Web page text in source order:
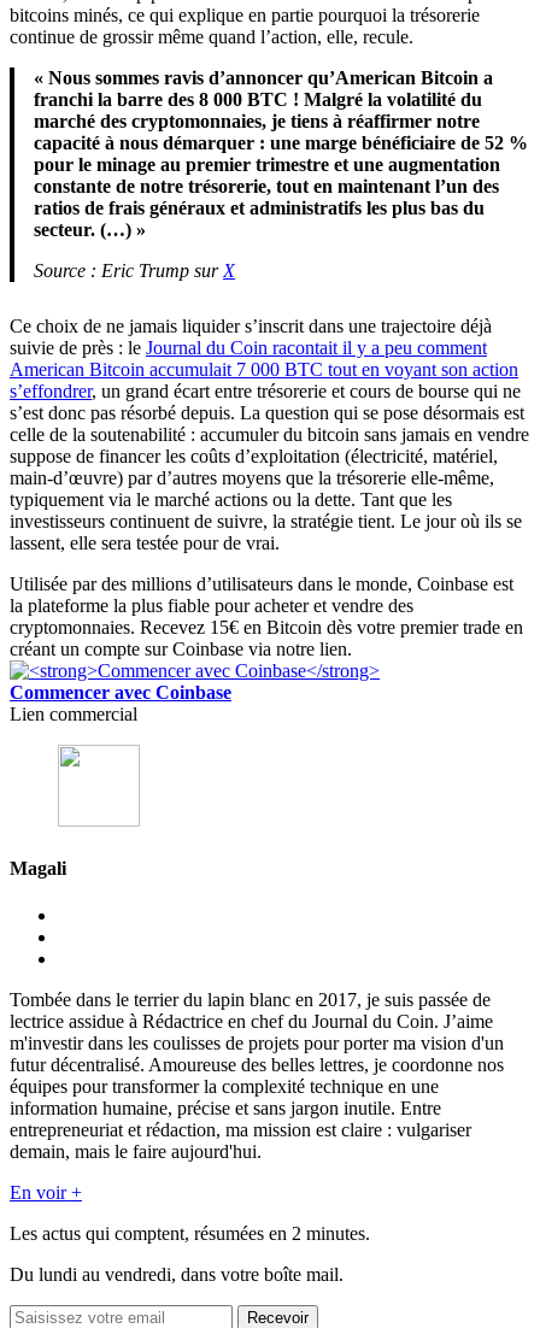
bitcoins minés, ce qui explique en partie pourquoi la trésorerie
continue de grossir même quand l’action, elle, recule.
« Nous sommes ravis d’annoncer qu’American Bitcoin a
franchi la barre des 8 000 BTC ! Malgré la volatilité du
marché des cryptomonnaies, je tiens à réaffirmer notre
capacité à nous démarquer : une marge bénéficiaire de 52 %
pour le minage au premier trimestre et une augmentation
constante de notre trésorerie, tout en maintenant l’un des
ratios de frais généraux et administratifs les plus bas du
secteur. (…) »
Source : Eric Trump surX
Ce choix de ne jamais liquider s’inscrit dans une trajectoire déjà
suivie de près : le Journal du Coin racontait il y a peu comment
American Bitcoin accumulait 7 000 BTC tout en voyant son action
s’effondrer, un grand écart entre trésorerie et cours de bourse qui ne
s’est donc pas résorbé depuis. La question qui se pose désormais est
celle de la soutenabilité : accumuler du bitcoin sans jamais en vendre
suppose de financer les coûts d’exploitation (électricité, matériel,
main-d’œuvre) par d’autres moyens que la trésorerie elle-même,
typiquement via le marché actions ou la dette. Tant que les
investisseurs continuent de suivre, la stratégie tient. Le jour où ils se
lassent, elle sera testée pour de vrai.
Utilisée par des millions d’utilisateurs dans le monde, Coinbase est
la plateforme la plus fiable pour acheter et vendre des
cryptomonnaies. Recevez 15€ en Bitcoin dès votre premier trade en
créant un compte sur Coinbase via notre lien.
Commencer avec Coinbase
Lien commercial
Magali
Tombée dans le terrier du lapin blanc en 2017, je suis passée de
lectrice assidue à Rédactrice en chef du Journal du Coin. J’aime
m'investir dans les coulisses de projets pour porter ma vision d'un
futur décentralisé. Amoureuse des belles lettres, je coordonne nos
équipes pour transformer la complexité technique en une
information humaine, précise et sans jargon inutile. Entre
entrepreneuriat et rédaction, ma mission est claire : vulgariser
demain, mais le faire aujourd'hui.
En voir +
Les actus qui comptent, résumées en 2 minutes.
Du lundi au vendredi, dans votre boîte mail.
Recevoir